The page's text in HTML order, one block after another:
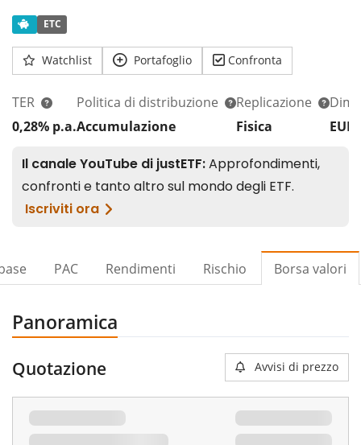
ETC
Watchlist Portafoglio Confronta
TER
0,28% p.a.
Politica di distribuzione
Accumulazione
Replicazione
Fisica
PAC Rendimenti Rischio Borsa valori
Panoramica
Quotazione Avvisi di prezzo